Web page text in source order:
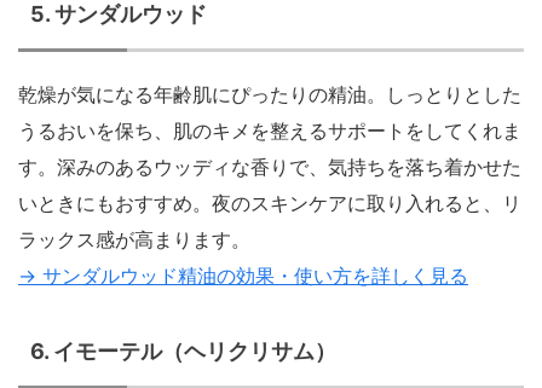
5. サンダルウッド
乾燥が気になる年齢肌にぴったりの精油。しっとりとした
うるおいを保ち、肌のキメを整えるサポートをしてくれま
す。深みのあるウッディな香りで、気持ちを落ち着かせた
いときにもおすすめ。夜のスキンケアに取り入れると、リ
ラックス感が高まります。
→ サンダルウッド精油の効果・使い方を詳しく見る
6. イモーテル（ヘリクリサム）